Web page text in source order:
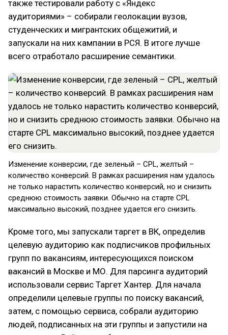
также тестировали работу с «Яндекс
аудиториями» – собирали геолокации вузов,
студенческих и мигрантских общежитий, и
запускали на них кампании в РСЯ. В итоге лучше
всего отработало расширение семантики.
Изменение конверсии, где зеленый – CPL, желтый –
количество конверсий. В рамках расширения нам удалось
не только нарастить количество конверсий, но и снизить
среднюю стоимость заявки. Обычно на старте CPL
максимально высокий, позднее удается его снизить.
Кроме того, мы запускали таргет в ВК, определив
целевую аудиторию как подписчиков профильных
групп по вакансиям, интересующихся поиском
вакансий в Москве и МО. Для парсинга аудиторий
использовали сервис Таргет Хантер. Для начала
определили целевые группы по поиску вакансий,
затем, с помощью сервиса, собрали аудиторию
людей, подписанных на эти группы и запустили на